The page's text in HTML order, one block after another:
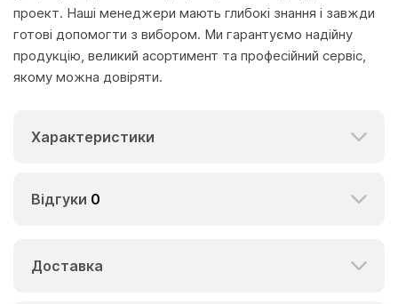
проект. Наші менеджери мають глибокі знання і завжди
готові допомогти з вибором. Ми гарантуємо надійну
продукцію, великий асортимент та професійний сервіс,
якому можна довіряти.
Характеристики
Відгуки 0
Доставка